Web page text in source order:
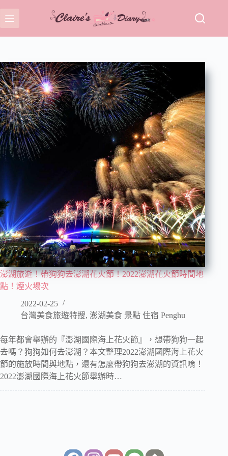
至
主
容
澎湖旅遊！帶狗狗去澎湖花火節！2022澎湖花火節時間地
點！煙火場次
2022-02-25
台灣美食旅遊特搜, 澎湖美食 景點 住宿 Penghu
每年都會舉辦的『澎湖國際海上花火節』，想帶狗狗一起
去嗎？狗狗如何去澎湖？本文整理2022澎湖國際海上花火
節的施放時間與地點，還有怎麼帶狗狗去澎湖的資訊唷！
2022澎湖國際海上花火節舉辦時…